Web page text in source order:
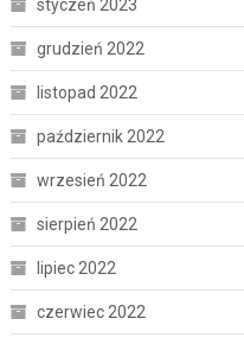
styczeń 2023
grudzień 2022
listopad 2022
październik 2022
wrzesień 2022
sierpień 2022
lipiec 2022
czerwiec 2022